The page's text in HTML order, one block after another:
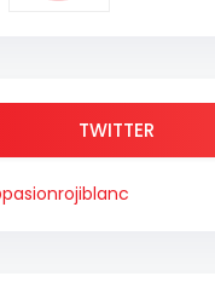
TWITTER